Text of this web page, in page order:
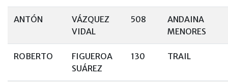
ANTÓN
VÁZQUEZ
VIDAL
508
ANDAINA
MENORES
ROBERTO
FIGUEROA
SUÁREZ
130 TRAIL